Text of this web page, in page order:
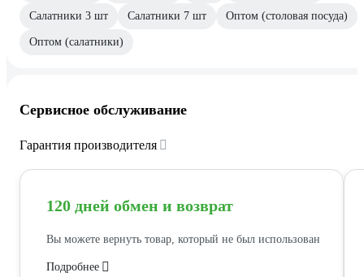
Салатники 3 шт Салатники 7 шт Оптом (столовая посуда)
Оптом (салатники)
Сервисное обслуживание
Гарантия производителя
120 дней обмен и возврат
Вы можете вернуть товар, который не был использован
Подробнее